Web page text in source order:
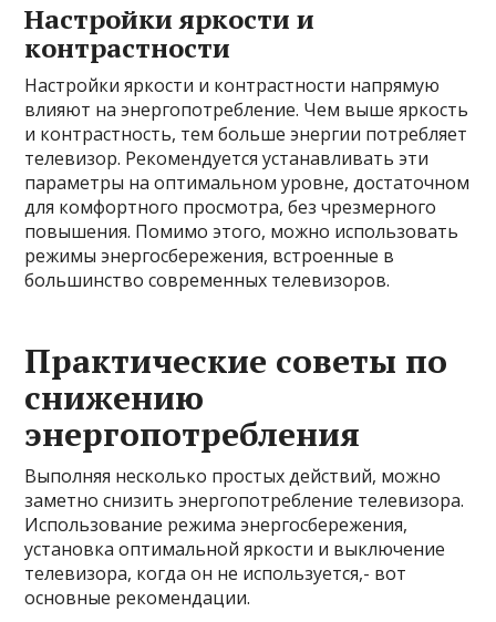
Настройки яркости и
контрастности
Настройки яркости и контрастности напрямую
влияют на энергопотребление. Чем выше яркость
и контрастность, тем больше энергии потребляет
телевизор. Рекомендуется устанавливать эти
параметры на оптимальном уровне, достаточном
для комфортного просмотра, без чрезмерного
повышения. Помимо этого, можно использовать
режимы энергосбережения, встроенные в
большинство современных телевизоров.
Практические советы по
снижению
энергопотребления
Выполняя несколько простых действий, можно
заметно снизить энергопотребление телевизора.
Использование режима энергосбережения,
установка оптимальной яркости и выключение
телевизора, когда он не используется,- вот
основные рекомендации.